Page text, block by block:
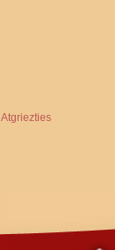
Atgriezties